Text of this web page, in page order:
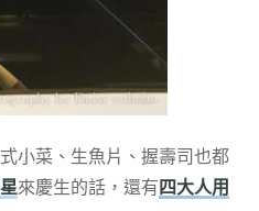
小菜、生魚片、握壽司也都
來慶生的話，還有四大人用